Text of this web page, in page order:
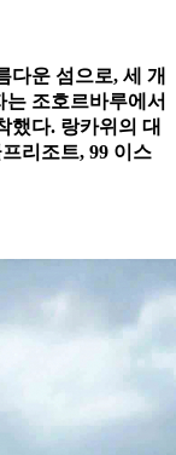
다운 섬으로, 세 개
조호르바루에서
했다. 랑카위의 대
리조트, 99 이스